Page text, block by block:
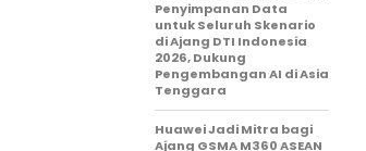
Penyimpanan Data
untuk Seluruh Skenario
di Ajang DTI Indonesia
2026, Dukung
Pengembangan AI di Asia
Tenggara
Huawei Jadi Mitra bagi
Ajang GSMA M360 ASEAN